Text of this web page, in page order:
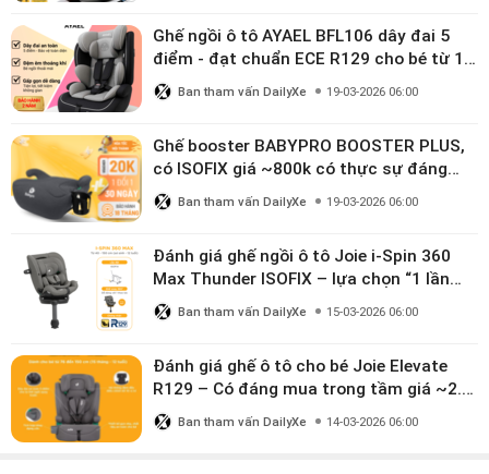
Ghế ngồi ô tô AYAEL BFL106 dây đai 5
điểm - đạt chuẩn ECE R129 cho bé từ 1–
10 tuổi
Ban tham vấn DailyXe 19-03-2026 06:00
Ghế booster BABYPRO BOOSTER PLUS,
có ISOFIX giá ~800k có thực sự đáng
mua?
Ban tham vấn DailyXe 19-03-2026 06:00
Đánh giá ghế ngồi ô tô Joie i-Spin 360
Max Thunder ISOFIX – lựa chọn “1 lần
dùng đến 12 năm” có đáng giá gần 9
triệu?
Ban tham vấn DailyXe 15-03-2026 06:00
Đánh giá ghế ô tô cho bé Joie Elevate
R129 – Có đáng mua trong tầm giá ~2.8
triệu?
Ban tham vấn DailyXe 14-03-2026 06:00